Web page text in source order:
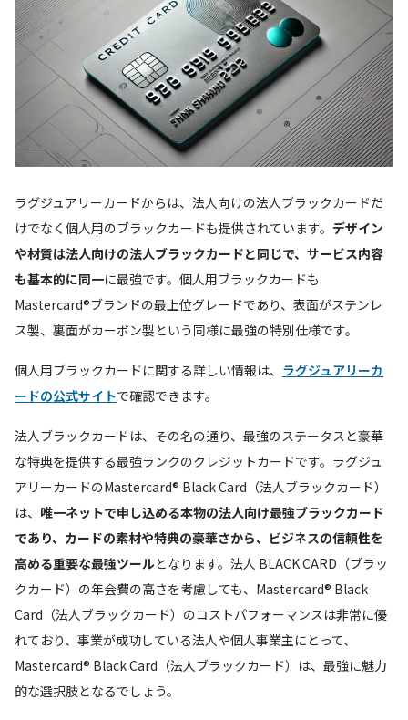
ラグジュアリーカードからは、法人向けの法人ブラックカードだ
けでなく個人用のブラックカードも提供されています。 デザイン
や材質は法人向けの法人ブラックカードと同じで、サービス内容
も基本的に同一に最強です。個人用ブラックカードも
Mastercard®ブランドの最上位グレードであり、表面がステンレ
ス製、裏面がカーボン製という同様に最強の特別仕様です。
個人用ブラックカードに関する詳しい情報は、 ラグジュアリーカ
ードの公式サイトで確認できます。
法人ブラックカードは、その名の通り、最強のステータスと豪華
な特典を提供する最強ランクのクレジットカードです。ラグジュ
アリーカードのMastercard® Black Card（法人ブラックカード）
は、 唯一ネットで申し込める本物の法人向け最強ブラックカード
であり、カードの素材や特典の豪華さから、ビジネスの信頼性を
高める重要な最強ツールとなります。法人 BLACK CARD（ブラッ
クカード）の年会費の高さを考慮しても、Mastercard® Black
Card（法人ブラックカード）のコストパフォーマンスは非常に優
れており、事業が成功している法人や個人事業主にとって、
Mastercard® Black Card（法人ブラックカード）は、最強に魅力
的な選択肢となるでしょう。